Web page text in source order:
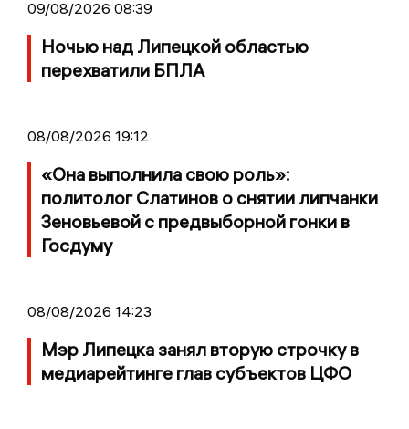
09/08/2026 08:39
Ночью над Липецкой областью
перехватили БПЛА
08/08/2026 19:12
«Она выполнила свою роль»:
политолог Слатинов о снятии липчанки
Зеновьевой с предвыборной гонки в
Госдуму
08/08/2026 14:23
Мэр Липецка занял вторую строчку в
медиарейтинге глав субъектов ЦФО